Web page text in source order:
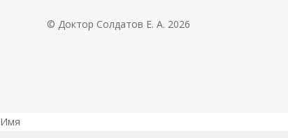
© Доктор Солдатов Е. А. 2026
Имя